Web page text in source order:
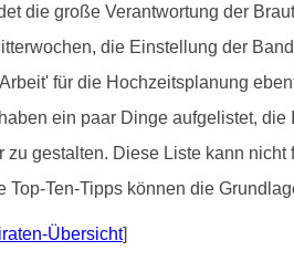
die große Verantwortung der
die Einstellung der
für die Hochzeitsplanung
ein paar Dinge aufgelistet,
zu gestalten. Diese Liste kann
Top-Ten-Tipps können die
Übersicht]